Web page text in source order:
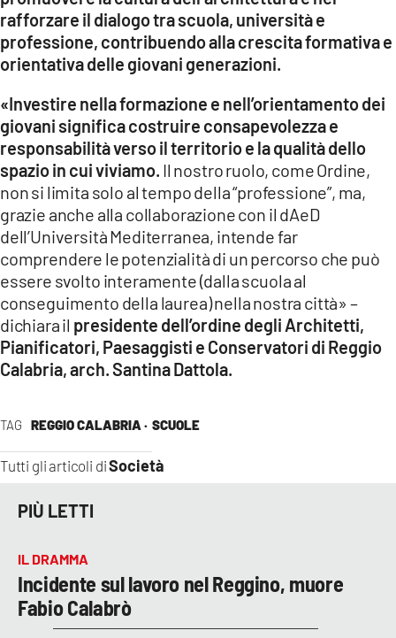
TAG REGGIO CALABRIA · SCUOLE
Tutti gli articoli diSocietà
rafforzare il dialogo tra scuola, università e
professione, contribuendo alla crescita formativa e
orientativa delle giovani generazioni.
«Investire nella formazione e nell’orientamento dei
giovani significa costruire consapevolezza e
responsabilità verso il territorio e la qualità dello
spazio in cui viviamo. Il nostro ruolo, come Ordine,
non si limita solo al tempo della “professione”, ma,
grazie anche alla collaborazione con il dAeD
dell’Università Mediterranea, intende far
comprendere le potenzialità di un percorso che può
essere svolto interamente (dalla scuola al
conseguimento della laurea) nella nostra città» –
dichiara il presidente dell’ordine degli Architetti,
Pianificatori, Paesaggisti e Conservatori di Reggio
Calabria, arch. Santina Dattola.
PIÙ LETTI
IL DRAMMA
Incidente sul lavoro nel Reggino, muore
Fabio Calabrò